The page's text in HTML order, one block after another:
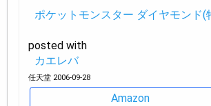
ポケットモンスター ダイヤモンド(
posted with
カエレバ
任天堂 2006-09-28
Amazon